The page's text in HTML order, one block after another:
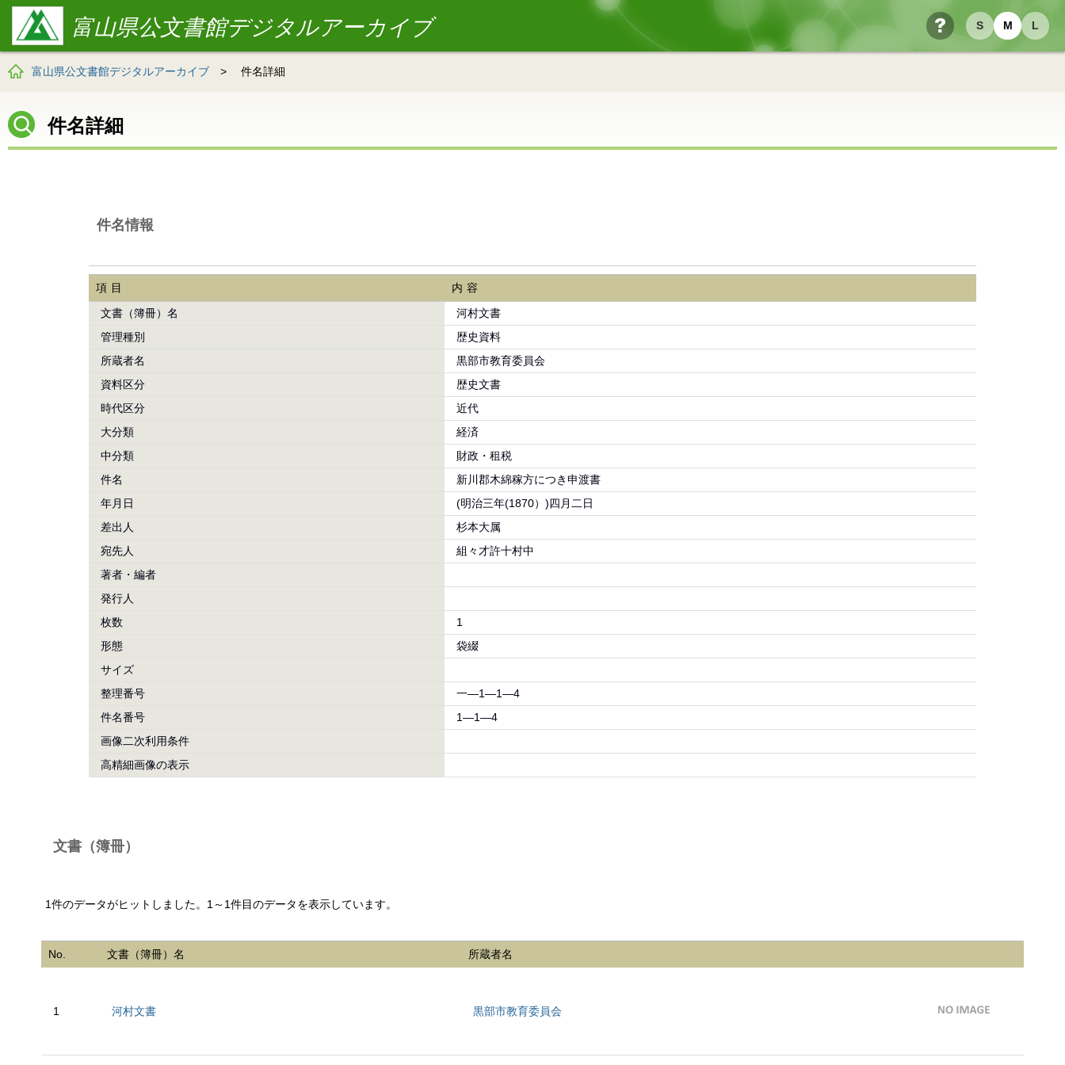
S M L
ヘルプ
富山県公文書館デジタルアーカイブ
富山県公文書館デジタルアーカイブ > 件名詳細
件名詳細
件名情報
項目
内容
文書（簿冊）名
河村文書
管理種別
歴史資料
所蔵者名
黒部市教育委員会
資料区分
歴史文書
時代区分
近代
大分類
経済
中分類
財政・租税
件名
新川郡木綿稼方につき申渡書
年月日
(明治三年(1870）)四月二日
差出人
杉本大属
宛先人
組々才許十村中
著者・編者
発行人
枚数
1
形態
袋綴
サイズ
整理番号
一―1―1―4
件名番号
1―1―4
画像二次利用条件
高精細画像の表示
文書（簿冊）
1件のデータがヒットしました。1～1件目のデータを表示しています。
No. 文書（簿冊）名 所蔵者名
1 河村文書 黒部市教育委員会